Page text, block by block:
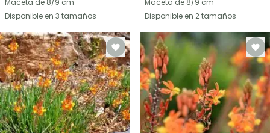
Maceta de 8/9 cm
Disponible en 3 tamaños
Maceta de 8/9 cm
Disponible en 2 tamaños